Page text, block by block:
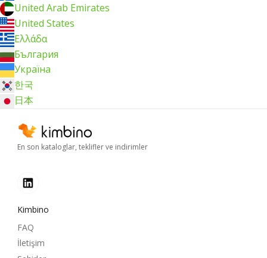
United Arab Emirates
United States
Ελλάδα
България
Україна
한국
日本
En son kataloglar, teklifler ve indirimler
Kimbino
FAQ
İletişim